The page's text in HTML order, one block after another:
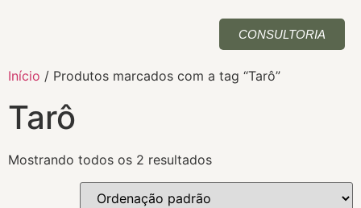
CONSULTORIA
Início / Produtos marcados com a tag “Tarô”
Tarô
Mostrando todos os 2 resultados